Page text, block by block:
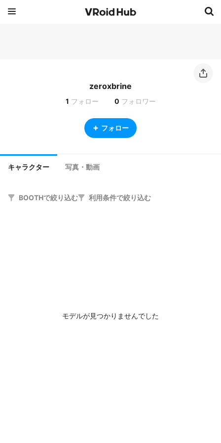
zeroxbrine
1 フォロー 0 フォロワー
フォロー
キャラクター 写真・動画
BOOTHで絞り込む 利用条件で絞り込む
モデルが見つかりませんでした